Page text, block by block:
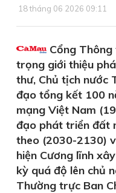
18 tháng 06 2026 09:11
Cổng
trọng giới thiệu
thư, Chủ tịch nước
đạo tổng kết 100
mạng Việt Nam
đạo phát triển đất
theo (2030-2130)
hiện Cương lĩnh
kỳ quá độ lên chủ
Thường trực Ban